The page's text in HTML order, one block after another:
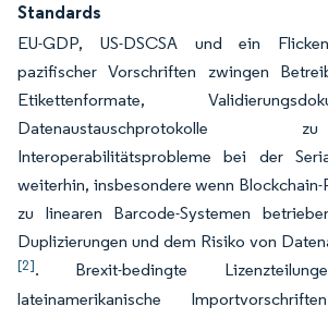
Standards
EU-GDP, US-DSCSA und ein
pazifischer Vorschriften zwingen
Etikettenformate,
Interoperabilitätsprobleme bei der
weiterhin, insbesondere wenn
zu linearen Barcode-Systemen
Duplizierungen und dem Risiko von
[2]. Brexit-bedingte
lateinamerikanische